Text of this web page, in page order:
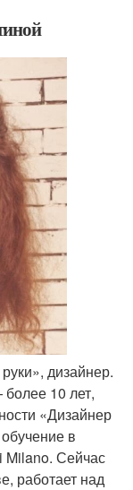
дизайнер.
10 лет,
«Дизайнер
в
Milano. Сейчас
работает над